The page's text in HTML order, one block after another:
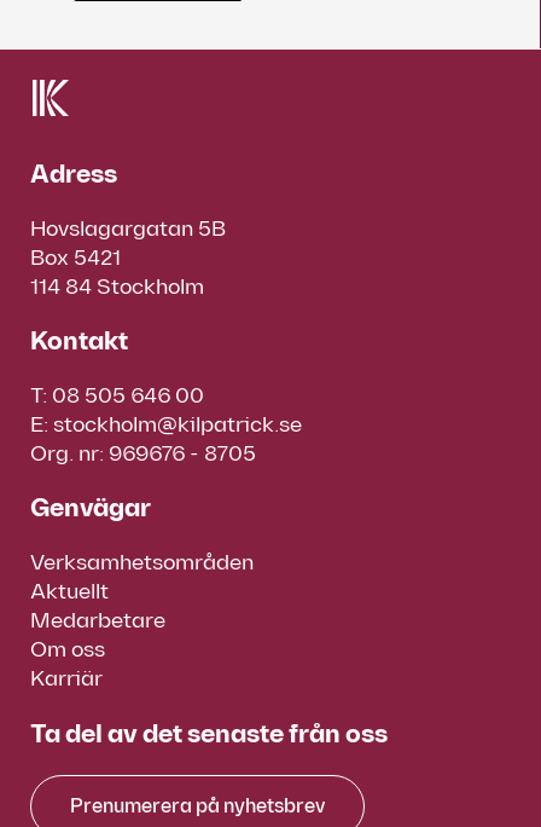
Adress
Hovslagargatan 5B
Box 5421
114 84 Stockholm
Kontakt
T: 08 505 646 00
E: stockholm@kilpatrick.se
Org. nr: 969676 - 8705
Genvägar
Verksamhetsområden
Aktuellt
Medarbetare
Om oss
Karriär
Ta del av det senaste från oss
Prenumerera på nyhetsbrev